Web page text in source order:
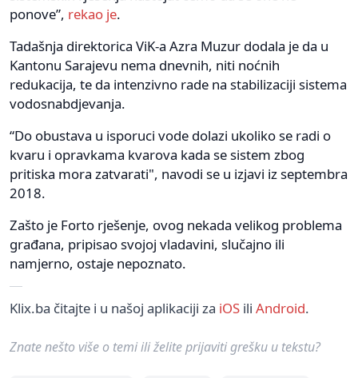
ponove”, rekao je.
Tadašnja direktorica ViK-a Azra Muzur dodala je da u
Kantonu Sarajevu nema dnevnih, niti noćnih
redukacija, te da intenzivno rade na stabilizaciji sistema
vodosnabdjevanja.
“Do obustava u isporuci vode dolazi ukoliko se radi o
kvaru i opravkama kvarova kada se sistem zbog
pritiska mora zatvarati", navodi se u izjavi iz septembra
2018.
Zašto je Forto rješenje, ovog nekada velikog problema
građana, pripisao svojoj vladavini, slučajno ili
namjerno, ostaje nepoznato.
Klix.ba čitajte i u našoj aplikaciji za iOS ili Android.
Znate nešto više o temi ili želite prijaviti grešku u tekstu?